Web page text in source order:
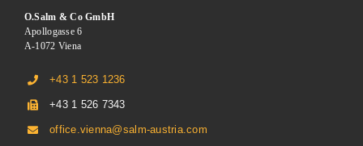
O.Salm & Co GmbH
Apollogasse 6
A-1072 Viena
+43 1 523 1236
+43 1 526 7343
office.vienna@salm-austria.com